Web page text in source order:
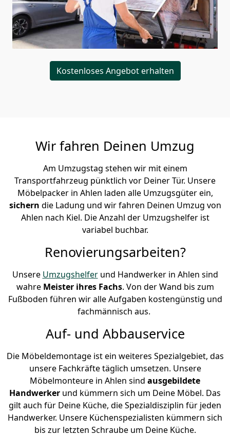
Kostenloses Angebot erhalten
Wir fahren Deinen Umzug
Am Umzugstag stehen wir mit einem
Transportfahrzeug pünktlich vor Deiner Tür. Unsere
Möbelpacker in Ahlen laden alle Umzugsgüter ein,
sichern die Ladung und wir fahren Deinen Umzug von
Ahlen nach Kiel. Die Anzahl der Umzugshelfer ist
variabel buchbar.
Renovierungsarbeiten?
Unsere Umzugshelferund Handwerker in Ahlen sind
wahre Meister ihres Fachs. Von der Wand bis zum
Fußboden führen wir alle Aufgaben kostengünstig und
fachmännisch aus.
Auf- und Abbauservice
Die Möbeldemontage ist ein weiteres Spezialgebiet, das
unsere Fachkräfte täglich umsetzen. Unsere
Möbelmonteure in Ahlen sind ausgebildete
Handwerker und kümmern sich um Deine Möbel. Das
gilt auch für Deine Küche, die Spezialdisziplin für jeden
Handwerker. Unsere Küchenspezialisten kümmern sich
bis zur letzten Schraube um Deine Küche.